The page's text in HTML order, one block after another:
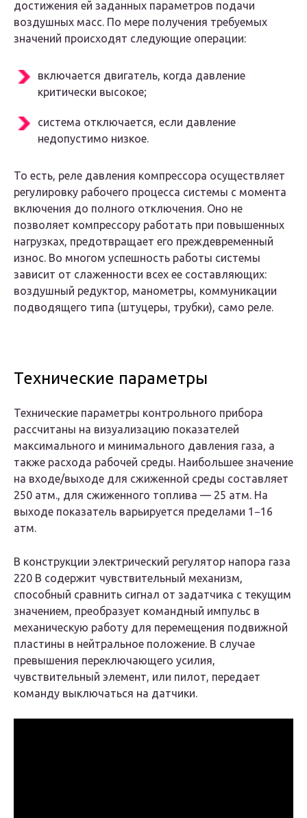
достижения ей заданных параметров подачи
воздушных масс. По мере получения требуемых
значений происходят следующие операции:
включается двигатель, когда давление
критически высокое;
система отключается, если давление
недопустимо низкое.
То есть, реле давления компрессора осуществляет
регулировку рабочего процесса системы с момента
включения до полного отключения. Оно не
позволяет компрессору работать при повышенных
нагрузках, предотвращает его преждевременный
износ. Во многом успешность работы системы
зависит от слаженности всех ее составляющих:
воздушный редуктор, манометры, коммуникации
подводящего типа (штуцеры, трубки), само реле.
Технические параметры
Технические параметры контрольного прибора
рассчитаны на визуализацию показателей
максимального и минимального давления газа, а
также расхода рабочей среды. Наибольшее значение
на входе/выходе для сжиженной среды составляет
250 атм., для сжиженного топлива — 25 атм. На
выходе показатель варьируется пределами 1−16
атм.
В конструкции электрический регулятор напора газа
220 В содержит чувствительный механизм,
способный сравнить сигнал от задатчика с текущим
значением, преобразует командный импульс в
механическую работу для перемещения подвижной
пластины в нейтральное положение. В случае
превышения переключающего усилия,
чувствительный элемент, или пилот, передает
команду выключаться на датчики.